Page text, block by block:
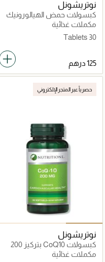
نوتريشونل
كبسولات حمض الهيالورونيك
مكملات غذائية
30 Tablets
حصرياً عبر المتجر الإلكتروني
نوتريشونل
كبسولات CoQ10 بتركيز 200
مجم
مكملات غذائية